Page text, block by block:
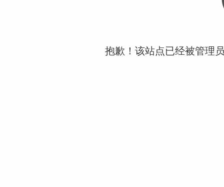
抱歉！该站点已经被管理